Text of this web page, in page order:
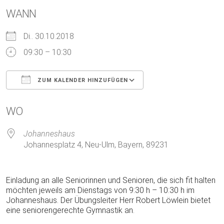
WANN
Di.. 30.10.2018
09:30 – 10:30
ZUM KALENDER HINZUFÜGEN
WO
Johanneshaus
Johannesplatz 4, Neu-Ulm, Bayern, 89231
Einladung an alle Seniorinnen und Senioren, die sich fit halten
möchten jeweils am Dienstags von 9:30 h – 10:30 h im
Johanneshaus. Der Übungsleiter Herr Robert Löwlein bietet
eine seniorengerechte Gymnastik an.